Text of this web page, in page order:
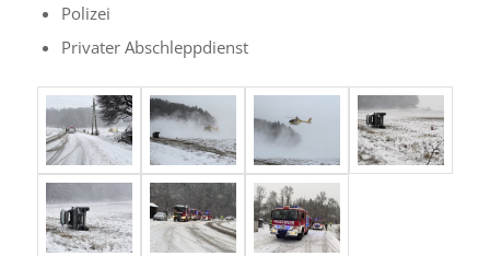
Polizei
Privater Abschleppdienst